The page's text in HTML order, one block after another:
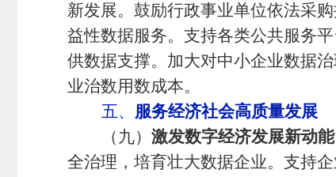
新发展。鼓励行政事业单位依法采
益性数据服务。支持各类公共服务
供数据支撑。加大对中小企业数据
业治数用数成本。
五、 服务经济社会高质量发展
（九） 激发数字经济发展新动能
全治理，培育壮大数据企业。支持